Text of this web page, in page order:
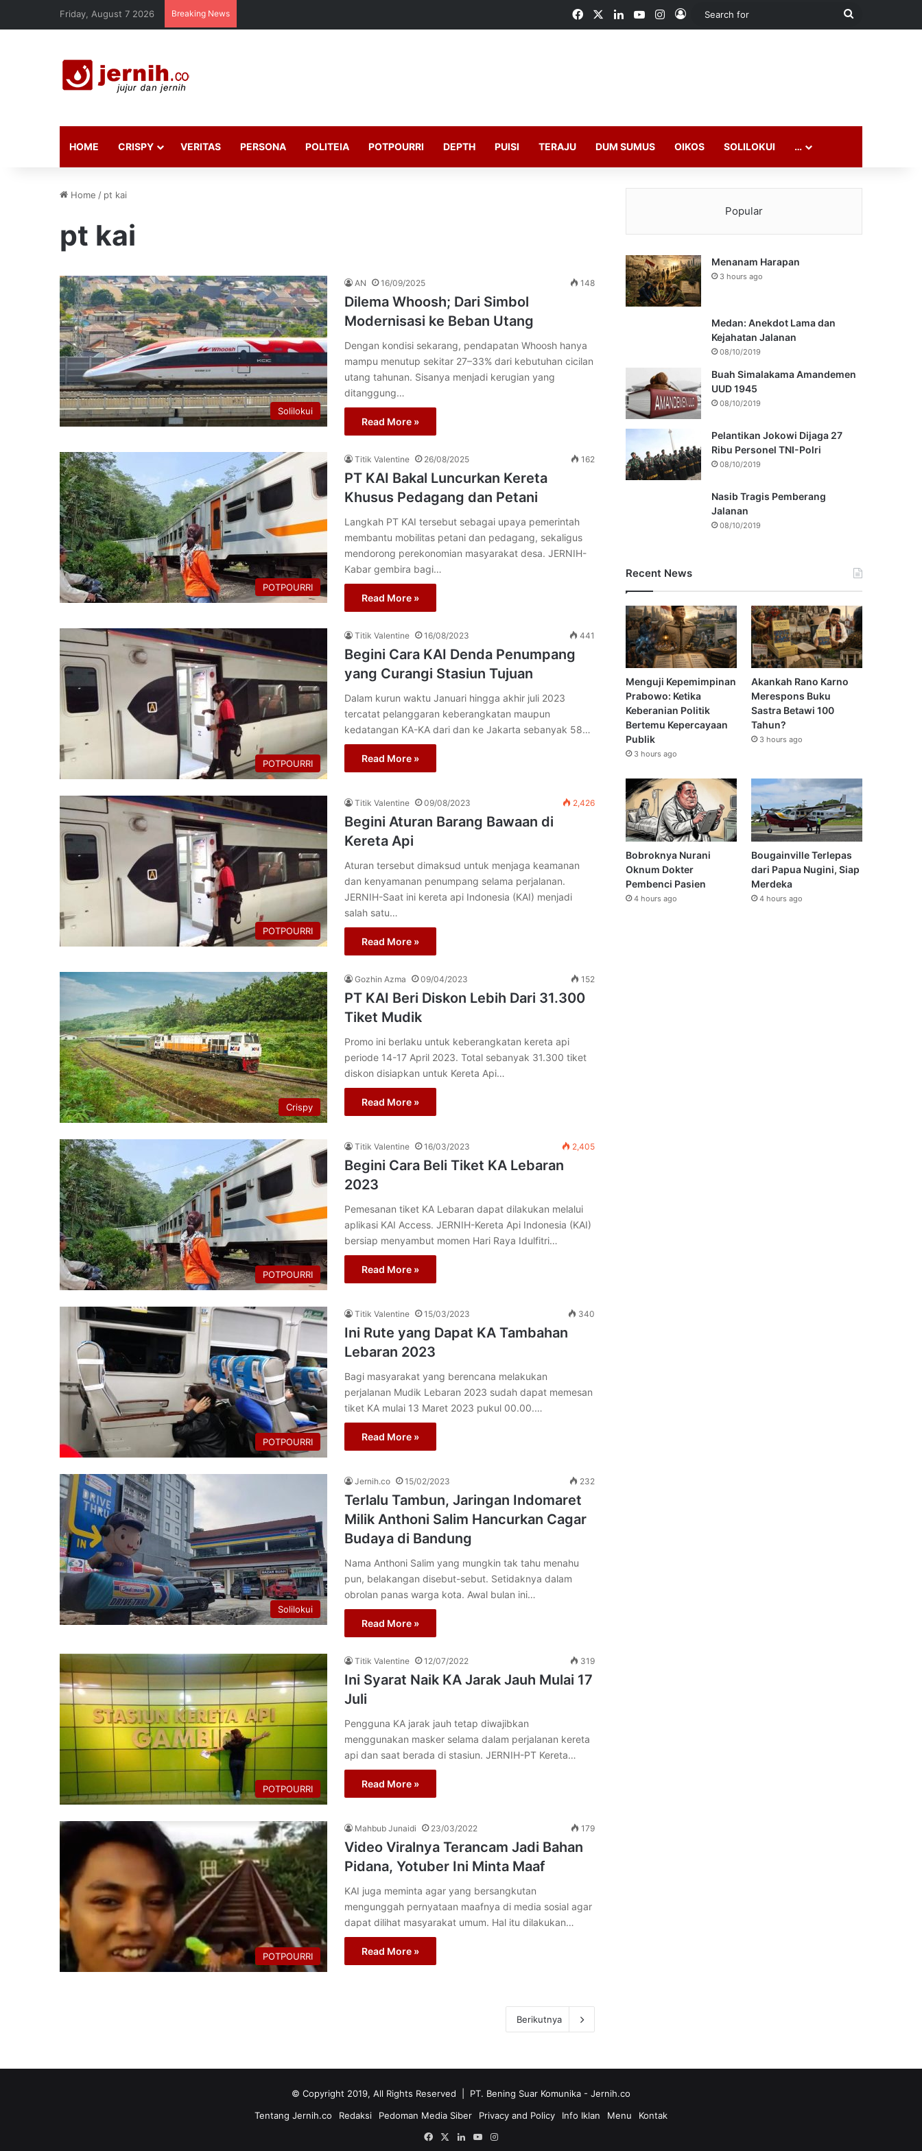
Friday, August 7 2026 Breaking News FacebookLinkedInYouTubeInstagram
Log In
Search
HOME CRISPY VERITAS PERSONA POLITEIA POTPOURRI DEPTH PUISI TERAJU DUM SUMUS OIKOS SOLILOKUI …
Home / pt kai
pt kai
Solilokui
AN 16/09/2025 148
Dilema Whoosh; Dari Simbol
Modernisasi ke Beban Utang
Dengan kondisi sekarang, pendapatan Whoosh hanya
mampu menutup sekitar 27–33% dari kebutuhan cicilan
utang tahunan. Sisanya menjadi kerugian yang
ditanggung…
Read More »
POTPOURRI
Titik Valentine 26/08/2025 162
PT KAI Bakal Luncurkan Kereta
Khusus Pedagang dan Petani
Langkah PT KAI tersebut sebagai upaya pemerintah
membantu mobilitas petani dan pedagang, sekaligus
mendorong perekonomian masyarakat desa. JERNIH-
Kabar gembira bagi…
Read More »
POTPOURRI
Titik Valentine 16/08/2023 441
Begini Cara KAI Denda Penumpang
yang Curangi Stasiun Tujuan
Dalam kurun waktu Januari hingga akhir juli 2023
tercatat pelanggaran keberangkatan maupun
kedatangan KA-KA dari dan ke Jakarta sebanyak 58…
Read More »
POTPOURRI
Titik Valentine 09/08/2023 2,426
Begini Aturan Barang Bawaan di
Kereta Api
Aturan tersebut dimaksud untuk menjaga keamanan
dan kenyamanan penumpang selama perjalanan.
JERNIH-Saat ini kereta api Indonesia (KAI) menjadi
salah satu…
Read More »
Crispy
Gozhin Azma 09/04/2023 152
PT KAI Beri Diskon Lebih Dari 31.300
Tiket Mudik
Promo ini berlaku untuk keberangkatan kereta api
periode 14-17 April 2023. Total sebanyak 31.300 tiket
diskon disiapkan untuk Kereta Api…
Read More »
POTPOURRI
Titik Valentine 16/03/2023 2,405
Begini Cara Beli Tiket KA Lebaran
2023
Pemesanan tiket KA Lebaran dapat dilakukan melalui
aplikasi KAI Access. JERNIH-Kereta Api Indonesia (KAI)
bersiap menyambut momen Hari Raya Idulfitri…
Read More »
POTPOURRI
Titik Valentine 15/03/2023 340
Ini Rute yang Dapat KA Tambahan
Lebaran 2023
Bagi masyarakat yang berencana melakukan
perjalanan Mudik Lebaran 2023 sudah dapat memesan
tiket KA mulai 13 Maret 2023 pukul 00.00.…
Read More »
Solilokui
Jernih.co 15/02/2023 232
Terlalu Tambun, Jaringan Indomaret
Milik Anthoni Salim Hancurkan Cagar
Budaya di Bandung
Nama Anthoni Salim yang mungkin tak tahu menahu
pun, belakangan disebut-sebut. Setidaknya dalam
obrolan panas warga kota. Awal bulan ini…
Read More »
POTPOURRI
Titik Valentine 12/07/2022 319
Ini Syarat Naik KA Jarak Jauh Mulai 17
Juli
Pengguna KA jarak jauh tetap diwajibkan
menggunakan masker selama dalam perjalanan kereta
api dan saat berada di stasiun. JERNIH-PT Kereta…
Read More »
POTPOURRI
Mahbub Junaidi 23/03/2022 179
Video Viralnya Terancam Jadi Bahan
Pidana, Yotuber Ini Minta Maaf
KAI juga meminta agar yang bersangkutan
mengunggah pernyataan maafnya di media sosial agar
dapat dilihat masyarakat umum. Hal itu dilakukan…
Read More »
Berikutnya
Popular
Menanam Harapan
3 hours ago
Medan: Anekdot Lama dan
Kejahatan Jalanan
08/10/2019
Buah Simalakama Amandemen
UUD 1945
08/10/2019
Pelantikan Jokowi Dijaga 27
Ribu Personel TNI-Polri
08/10/2019
Nasib Tragis Pemberang
Jalanan
08/10/2019
Recent News
Menguji Kepemimpinan
Prabowo: Ketika
Keberanian Politik
Bertemu Kepercayaan
Publik
3 hours ago
Akankah Rano Karno
Merespons Buku
Sastra Betawi 100
Tahun?
3 hours ago
Bobroknya Nurani
Oknum Dokter
Pembenci Pasien
4 hours ago
Bougainville Terlepas
dari Papua Nugini, Siap
Merdeka
4 hours ago
© Copyright 2019, All Rights Reserved | PT. Bening Suar Komunika - Jernih.co
Tentang Jernih.co
Redaksi Pedoman Media Siber Privacy and Policy Info Iklan Menu
Kontak
Facebook
X LinkedInYouTubeInstagram